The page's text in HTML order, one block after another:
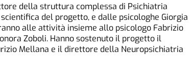
della struttura complessa di Psichiatria
del progetto, e dalle psicologhe Giorgia
alle attività insieme allo psicologo Fabrizio
Zoboli. Hanno sostenuto il progetto il
Mellana e il direttore della Neuropsichiatria